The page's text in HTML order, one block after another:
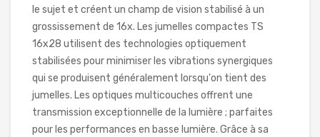
le sujet et créent un champ de vision stabilisé à un
grossissement de 16x. Les jumelles compactes TS
16x28 utilisent des technologies optiquement
stabilisées pour minimiser les vibrations synergiques
qui se produisent généralement lorsqu'on tient des
jumelles. Les optiques multicouches offrent une
transmission exceptionnelle de la lumière ; parfaites
pour les performances en basse lumière. Grâce à sa